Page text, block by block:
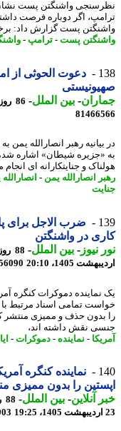
اگر دوباره فرصت داشته
پست گزارش داد: برخی
پست-ترامپ -واشنگتن
دعوت الحوثی از امت
- بین الملل-86 روز پیش - جمعه 25 اردیبهشت 1405، 23:35
رهبر انصارالله یمن به
شیطان» اشاره شده و
و جنایتکارانه ای انجام می
انصارالله یمن -انصارالله یمن
ضرب الاجل برای پایان
در واشنگتن
نیوز-بین الملل-
1405، 20:10
81456090
دموکرات کنگره آمریکا
تمامی اسناد مرتبط با
حذف و ممیزی منتشر کند و
نقش داشته اند،
- نماینده-دموکرات- ایالت
نماینده کنگره آمریکا:
را بدون ممیزی
آنلاین-بین الملل-
88